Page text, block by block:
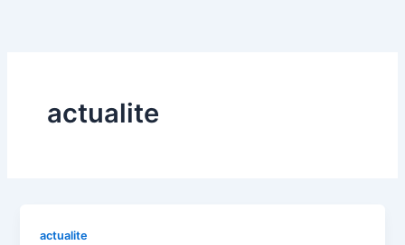
actualite
actualite